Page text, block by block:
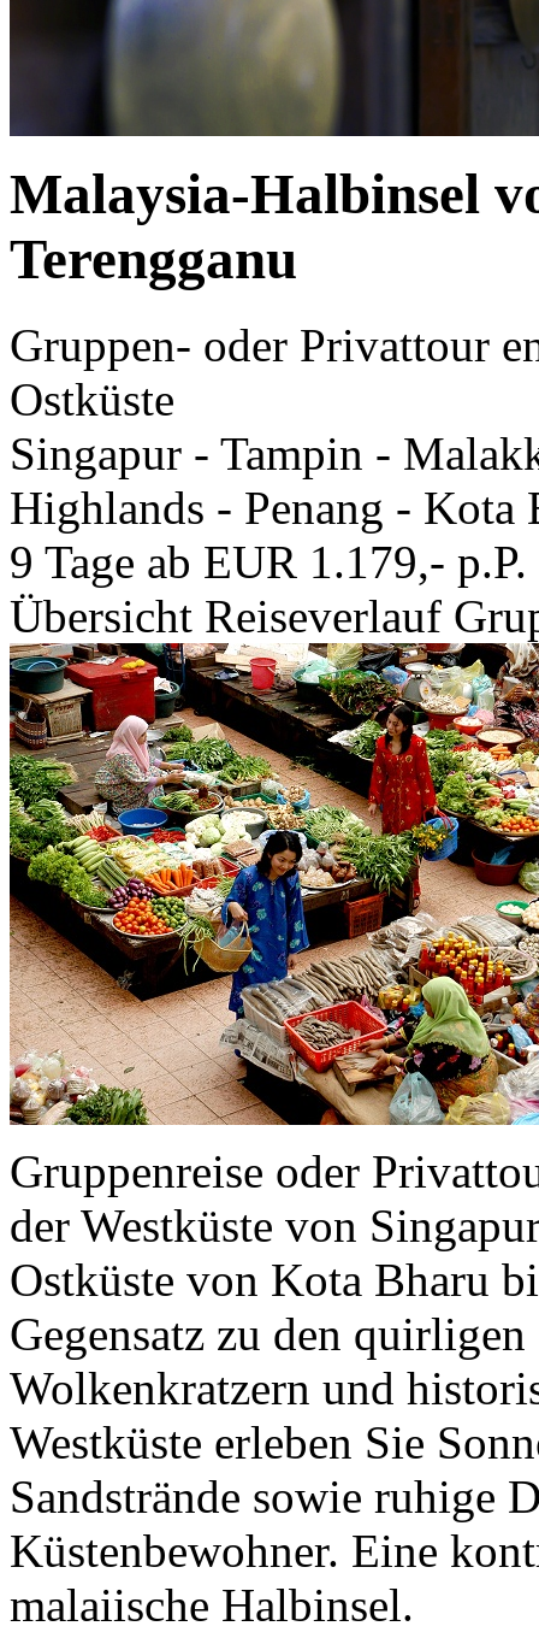
Malaysia-Halbinsel
Terengganu
Gruppen- oder Privattour
Ostküste
Singapur - Tampin -
Highlands - Penang - Kota
9 Tage ab EUR 1.179,- p.P.
Übersicht Reiseverlauf
Gruppenreise oder
der Westküste von
Ostküste von Kota Bharu
Gegensatz zu den
Wolkenkratzern und
Westküste erleben Sie
Sandstrände sowie ruhige
Küstenbewohner. Eine
malaiische Halbinsel.